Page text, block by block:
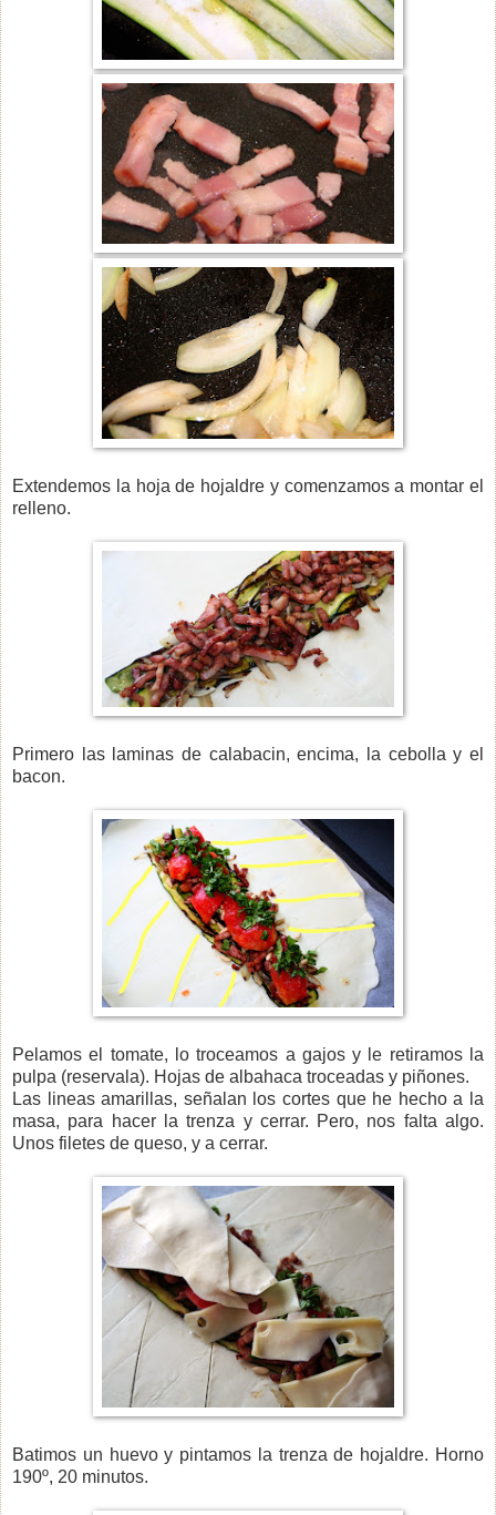
Extendemos la hoja de hojaldre y comenzamos a montar el
relleno.
Primero las laminas de calabacin, encima, la cebolla y el
bacon.
Pelamos el tomate, lo troceamos a gajos y le retiramos la
pulpa (reservala). Hojas de albahaca troceadas y piñones.
Las lineas amarillas, señalan los cortes que he hecho a la
masa, para hacer la trenza y cerrar. Pero, nos falta algo.
Unos filetes de queso, y a cerrar.
Batimos un huevo y pintamos la trenza de hojaldre. Horno
190º, 20 minutos.